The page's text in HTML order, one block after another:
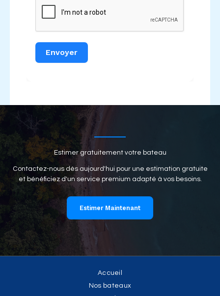
Envoyer
Estimer gratuitement votre bateau
Contactez-nous dès aujourd'hui pour une estimation gratuite
et bénéficiez d'un service premium adapté à vos besoins.
Estimer Maintenant
Accueil
Nos bateaux